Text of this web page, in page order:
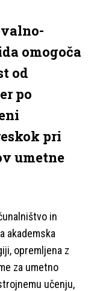
omogoča
od
po
pri
umetne
in
akademska
opremljena z
za umetno
učenju,